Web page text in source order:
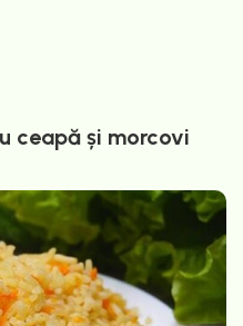
ceapă și morcovi